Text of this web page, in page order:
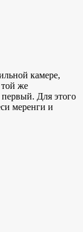
камере,
же
Для этого
меренги и